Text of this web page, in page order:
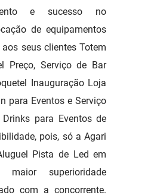
e sucesso no
de equipamentos
aos seus clientes Totem
Preço, Serviço de Bar
Inauguração Loja
para Eventos e Serviço
para Eventos de
pois, só a Agari
Pista de Led em
maior superioridade
com a concorrente.